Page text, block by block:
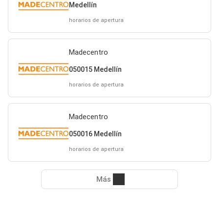
Medellín
horarios de apertura
Madecentro
050015 Medellín
horarios de apertura
Madecentro
050016 Medellín
horarios de apertura
Más